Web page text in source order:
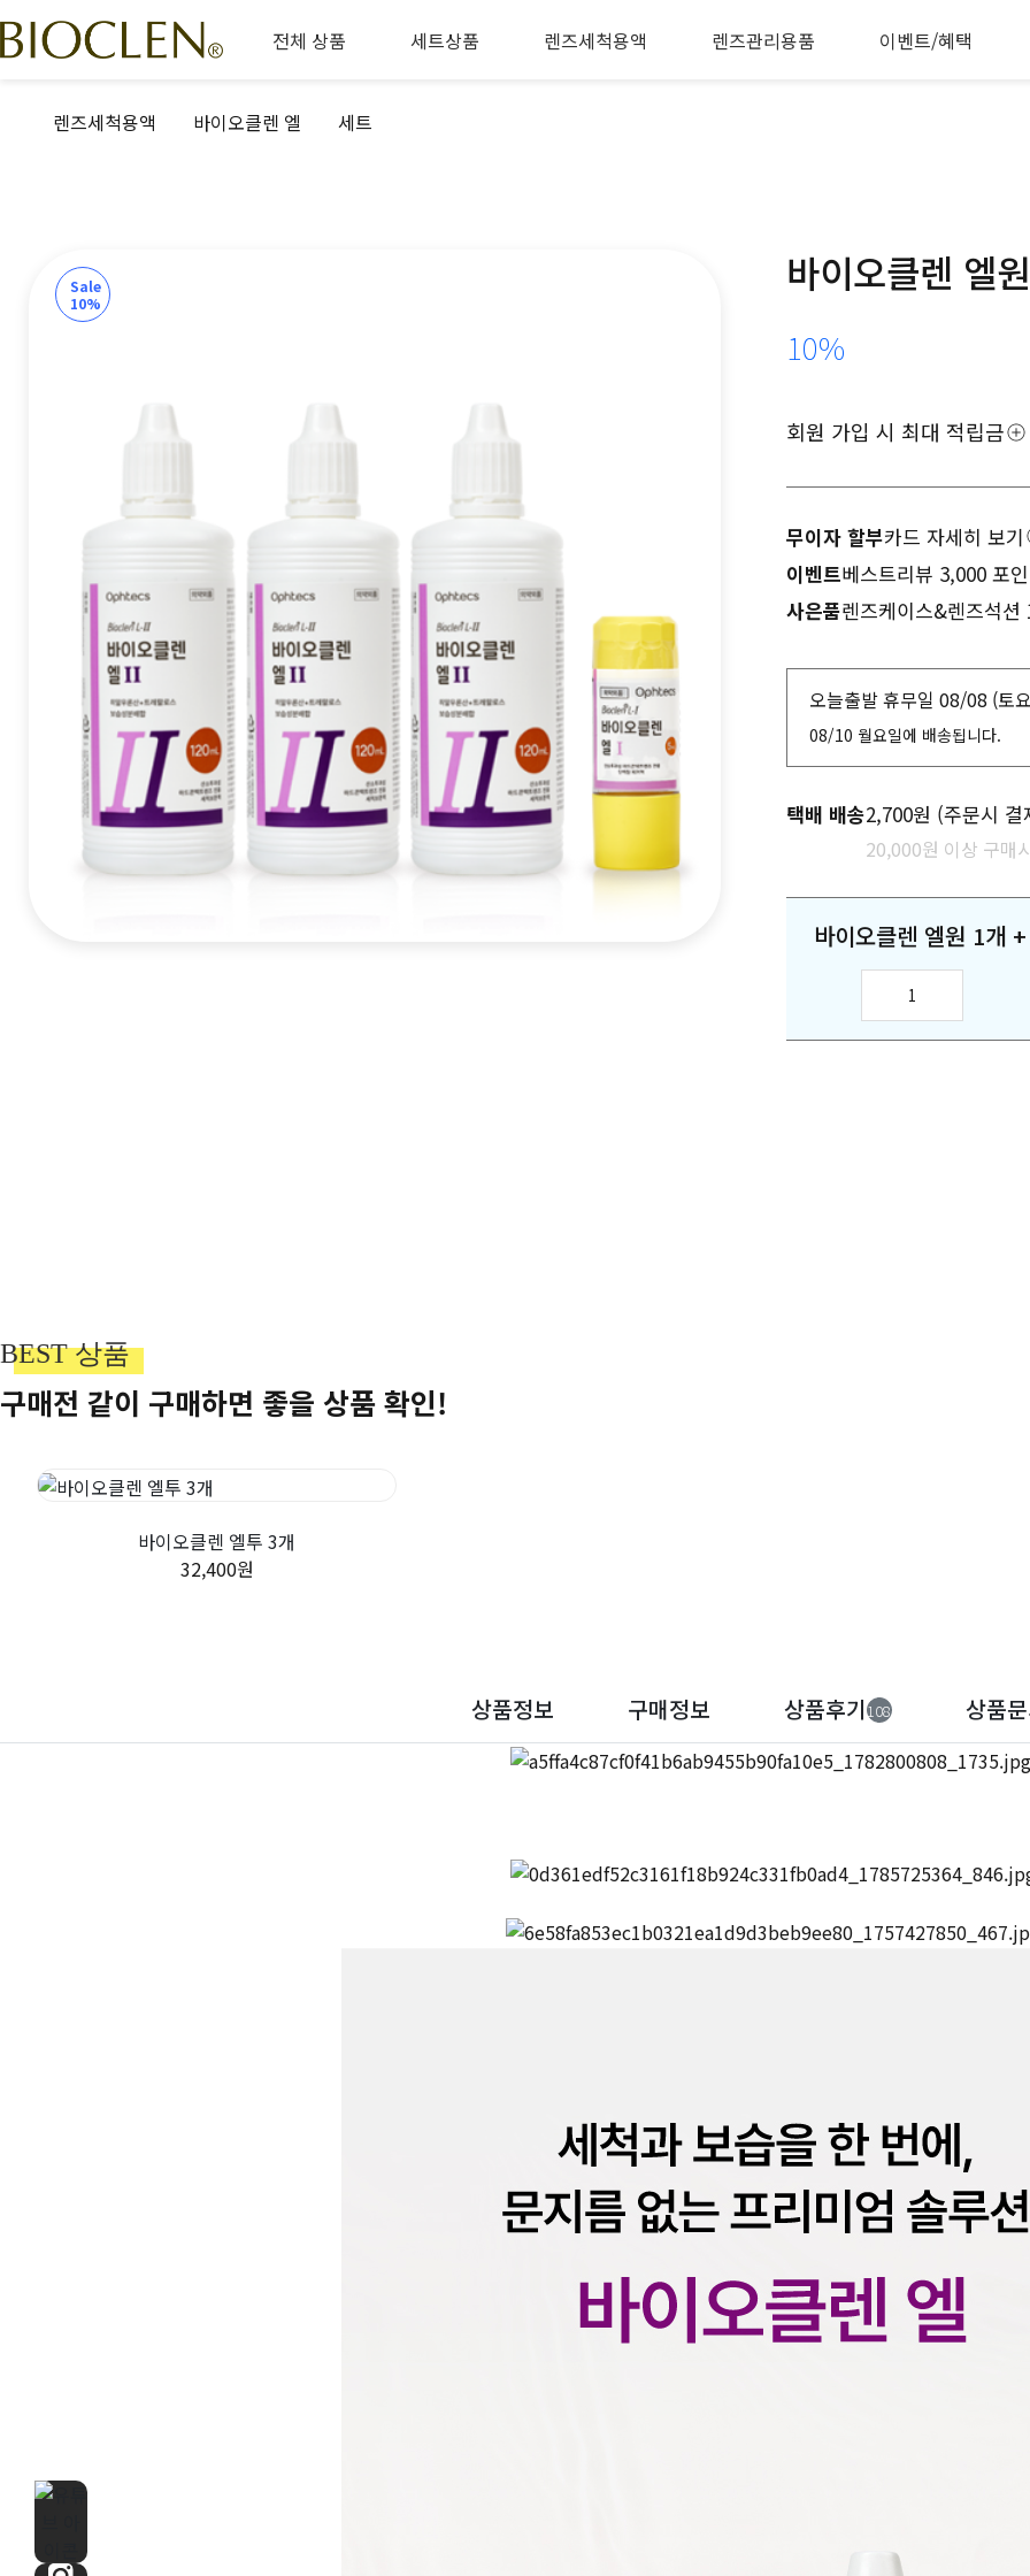
전체 상품 세트상품 렌즈세척용액 렌즈관리용품 이벤트/혜택
렌즈세척용액 바이오클렌 엘 세트
Sale
10%
바이오클렌 엘
10%
회원 가입 시 최대 적립금
무이자 할부카드 자세히 보기
이벤트베스트리뷰 3,000 포
사은품렌즈케이스&렌즈석션
오늘출발 휴무일 08/08 (토
08/10 월요일에 배송됩니다.
택배 배송2,700원 (주문시
20,000원 이상 구매
바이오클렌 엘원 1개
BEST 상품
구매전 같이 구매하면 좋을 상품 확인!
바이오클렌 엘투 3개
32,400원
상품정보 구매정보 상품후기108 상품